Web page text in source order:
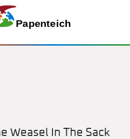
Weasel In The Sack